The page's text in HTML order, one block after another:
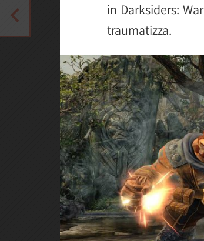
in Darksiders:
traumatizza.